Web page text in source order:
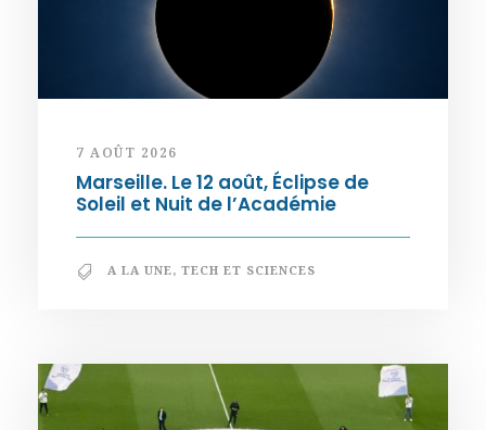
7 AOÛT 2026
Marseille. Le 12 août, Éclipse de
Soleil et Nuit de l’Académie
A LA UNE, TECH ET SCIENCES